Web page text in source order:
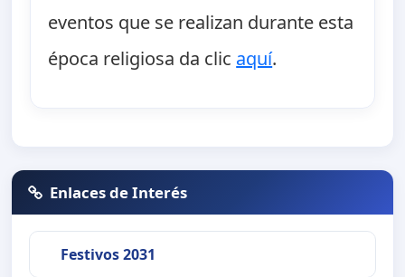
eventos que se realizan durante esta
época religiosa da clic aquí.
Enlaces de Interés
Festivos 2031